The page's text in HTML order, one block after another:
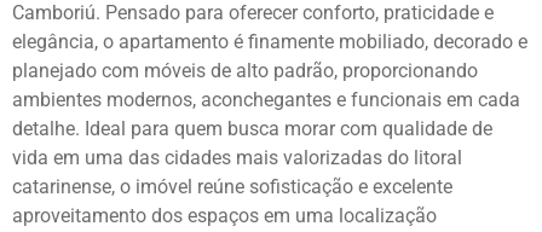
Camboriú. Pensado para oferecer conforto, praticidade e
elegância, o apartamento é finamente mobiliado, decorado e
planejado com móveis de alto padrão, proporcionando
ambientes modernos, aconchegantes e funcionais em cada
detalhe. Ideal para quem busca morar com qualidade de
vida em uma das cidades mais valorizadas do litoral
catarinense, o imóvel reúne sofisticação e excelente
aproveitamento dos espaços em uma localização